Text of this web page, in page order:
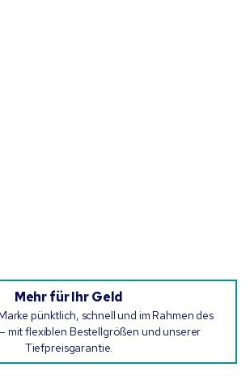
Mehr für Ihr Geld
pünktlich, schnell und im Rahmen des
mit flexiblen Bestellgrößen und unserer
Tiefpreisgarantie.